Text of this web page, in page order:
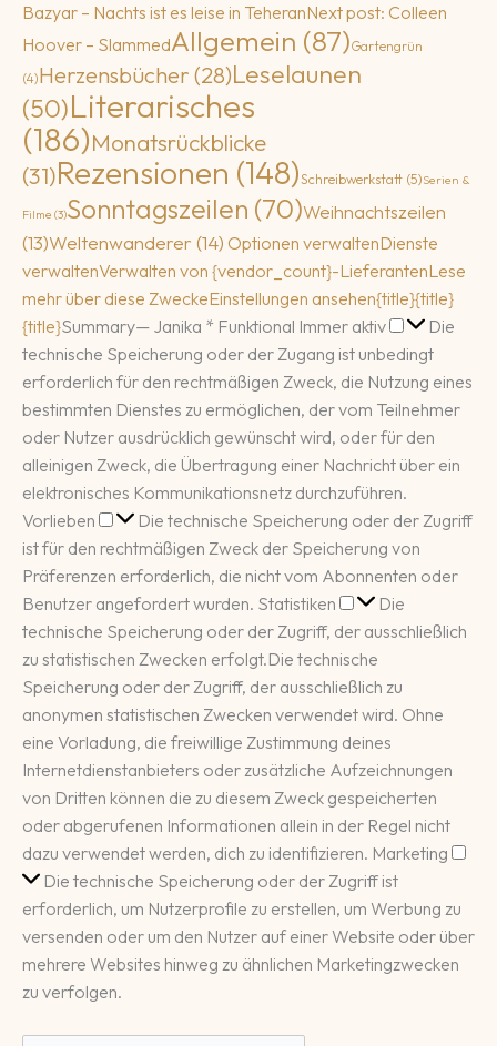
Bazyar – Nachts ist es leise in TeheranNext post: Colleen
Hoover – SlammedAllgemein (87)Gartengrün
(4)Herzensbücher (28)Leselaunen
(50)Literarisches
(186)Monatsrückblicke
(31)Rezensionen (148)Schreibwerkstatt (5)Serien &
Filme (3)Sonntagszeilen (70)Weihnachtszeilen
(13)Weltenwanderer (14) Optionen verwaltenDienste
verwaltenVerwalten von {vendor_count}-LieferantenLese
mehr über diese ZweckeEinstellungen ansehen{title}{title}
{title}Summary— Janika * Funktional Immer aktiv Funktional
Die
technische Speicherung oder der Zugang ist unbedingt
erforderlich für den rechtmäßigen Zweck, die Nutzung eines
bestimmten Dienstes zu ermöglichen, der vom Teilnehmer
oder Nutzer ausdrücklich gewünscht wird, oder für den
alleinigen Zweck, die Übertragung einer Nachricht über ein
elektronisches Kommunikationsnetz durchzuführen.
Vorlieben
Vorlieben
Die technische Speicherung oder der Zugriff
ist für den rechtmäßigen Zweck der Speicherung von
Präferenzen erforderlich, die nicht vom Abonnenten oder
Benutzer angefordert wurden. Statistiken Statistiken
Die
technische Speicherung oder der Zugriff, der ausschließlich
zu statistischen Zwecken erfolgt.Die technische
Speicherung oder der Zugriff, der ausschließlich zu
anonymen statistischen Zwecken verwendet wird. Ohne
eine Vorladung, die freiwillige Zustimmung deines
Internetdienstanbieters oder zusätzliche Aufzeichnungen
von Dritten können die zu diesem Zweck gespeicherten
oder abgerufenen Informationen allein in der Regel nicht
dazu verwendet werden, dich zu identifizieren. Marketing
Die technische Speicherung oder der Zugriff ist
erforderlich, um Nutzerprofile zu erstellen, um Werbung zu
versenden oder um den Nutzer auf einer Website oder über
mehrere Websites hinweg zu ähnlichen Marketingzwecken
zu verfolgen.